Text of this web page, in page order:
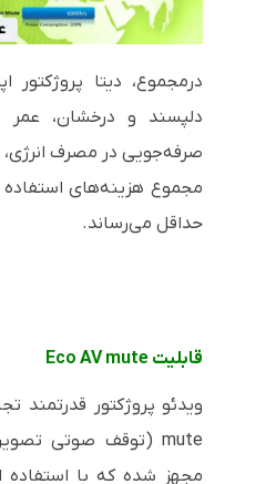
درمجموع، دیتا پروژکتور
دلپسند و درخشان، عمر
صرفه‌جویی در مصرف انرژی،
مجموع هزینه‌های استفاده
حداقل می‌رساند.
قابلیت Eco AV mute
ویدئو پروژکتور قدرتمند
mute(توقف صوتی
مجهز شده که با استفاده